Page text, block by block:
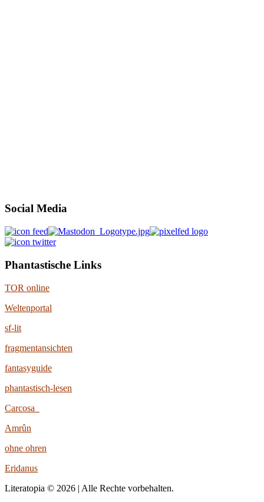
Social Media
Phantastische Links
TOR online
Weltenportal
sf-lit
fragmentansichten
fantasyguide
phantastisch-lesen
Carcosa
Amrûn
ohne ohren
Eridanus
Literatopia © 2026 | Alle Rechte vorbehalten.